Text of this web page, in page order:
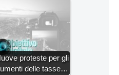
proteste per gli
delle tasse…